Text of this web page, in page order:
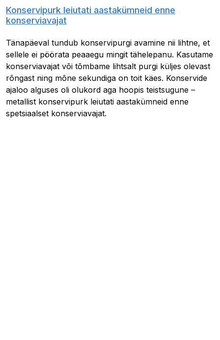
Konservipurk leiutati aastakümneid enne
konserviavajat
Tänapäeval tundub konservipurgi avamine nii lihtne, et
sellele ei pöörata peaaegu mingit tähelepanu. Kasutame
konserviavajat või tõmbame lihtsalt purgi küljes olevast
rõngast ning mõne sekundiga on toit käes. Konservide
ajaloo alguses oli olukord aga hoopis teistsugune –
metallist konservipurk leiutati aastakümneid enne
spetsiaalset konserviavajat.